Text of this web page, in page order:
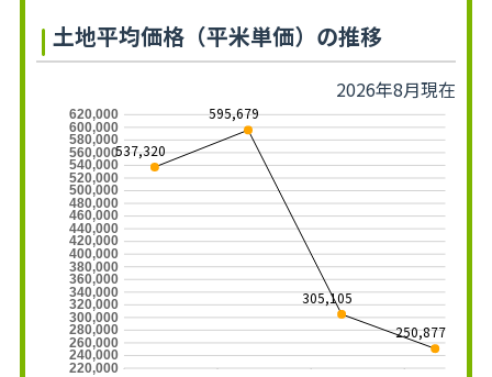
土地平均価格（平米単価）の推移
2026年8月現在
220,000
240,000
260,000
280,000
300,000
320,000
340,000
360,000
380,000
400,000
420,000
440,000
460,000
480,000
500,000
520,000
540,000
560,000
580,000
600,000
620,000
537,320
595,679
305,105
250,877